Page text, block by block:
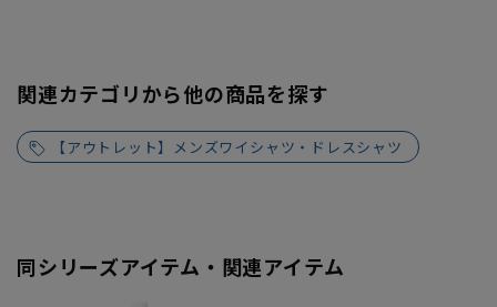
関連カテゴリから他の商品を探す
【アウトレット】メンズワイシャツ・ドレスシャツ
同シリーズアイテム・関連アイテム